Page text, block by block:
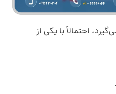
احتمالاً با یکی از